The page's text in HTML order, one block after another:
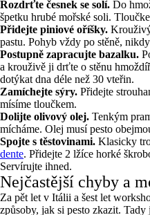
Rozdrťte česnek se solí. Do
špetku hrubé mořské soli.
Přidejte piniové oříšky.
pastu. Pohyb vždy po stěně,
Postupně zapracujte bazalku.
a krouživě ji drťte o stěnu
dotýkat dna déle než 30 vteřin.
Zamíchejte sýry. Přidejte
mísíme tloučkem.
Dolijte olivový olej. Tenkým
mícháme. Olej musí pesto
Spojte s těstovinami. Klasicky
dente. Přidejte 2 lžíce horké
Servírujte ihned.
Nejčastější chyby a
Za pět let v Itálii a šest let
způsoby, jak si pesto zkazit.